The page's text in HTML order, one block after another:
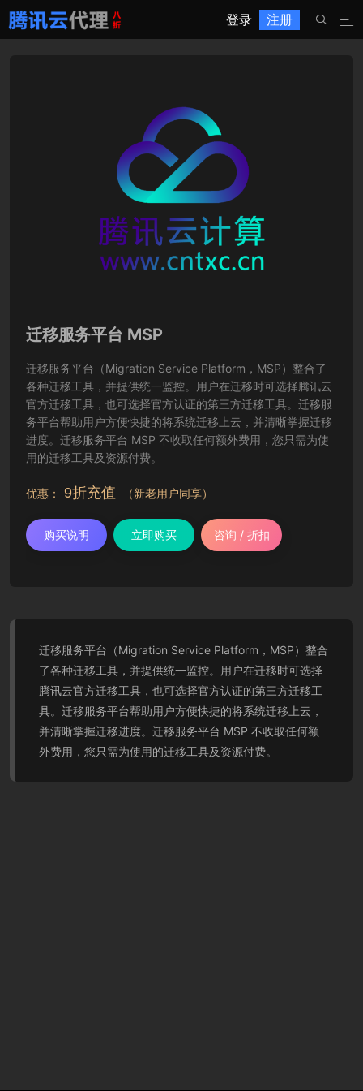
登录 注册 

迁移服务平台 MSP
迁移服务平台（Migration Service Platform，MSP）整合了
各种迁移工具，并提供统一监控。用户在迁移时可选择腾讯云
官方迁移工具，也可选择官方认证的第三方迁移工具。迁移服
务平台帮助用户方便快捷的将系统迁移上云，并清晰掌握迁移
进度。迁移服务平台 MSP 不收取任何额外费用，您只需为使
用的迁移工具及资源付费。
优惠： 9折充值 （新老用户同享）
购买说明 立即购买 咨询 / 折扣
迁移服务平台（Migration Service Platform，MSP）整合
了各种迁移工具，并提供统一监控。用户在迁移时可选择
腾讯云官方迁移工具，也可选择官方认证的第三方迁移工
具。迁移服务平台帮助用户方便快捷的将系统迁移上云，
并清晰掌握迁移进度。迁移服务平台 MSP 不收取任何额
外费用，您只需为使用的迁移工具及资源付费。